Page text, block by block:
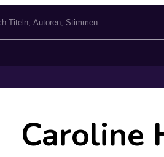
Caroline